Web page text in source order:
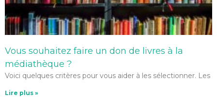
Vous souhaitez faire un don de livres à la
médiathèque ?
Voici quelques critères pour vous aider à les sélectionner. Les
Lire plus »